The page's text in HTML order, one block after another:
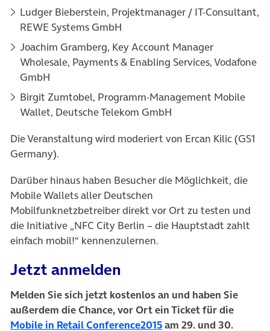
Ludger Bieberstein, Projektmanager / IT-Consultant,
REWE Systems GmbH
Joachim Gramberg, Key Account Manager
Wholesale, Payments & Enabling Services, Vodafone
GmbH
Birgit Zumtobel, Programm-Management Mobile
Wallet, Deutsche Telekom GmbH
Die Veranstaltung wird moderiert von Ercan Kilic (GS1
Germany).
Darüber hinaus haben Besucher die Möglichkeit, die
Mobile Wallets aller Deutschen
Mobilfunknetzbetreiber direkt vor Ort zu testen und
die Initiative „NFC City Berlin – die Hauptstadt zahlt
einfach mobil!“ kennenzulernen.
Jetzt anmelden
Melden Sie sich jetzt kostenlos an und haben Sie
außerdem die Chance, vor Ort ein Ticket für die
Mobile in Retail Conference2015am 29. und 30.